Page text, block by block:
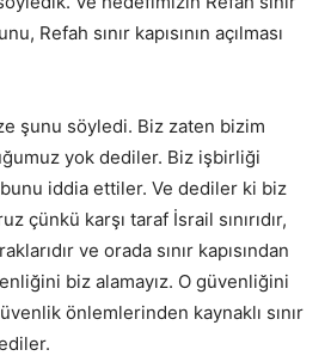
Refah sınır kapısının açılması
şunu söyledi. Biz zaten bizim
yok dediler. Biz işbirliği
iddia ettiler. Ve dediler ki biz
çünkü karşı taraf İsrail sınırıdır,
ve orada sınır kapısından
biz alamayız. O güvenliğini
önlemlerinden kaynaklı sınır